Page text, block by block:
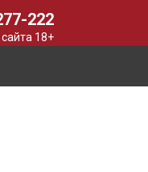
222
18+